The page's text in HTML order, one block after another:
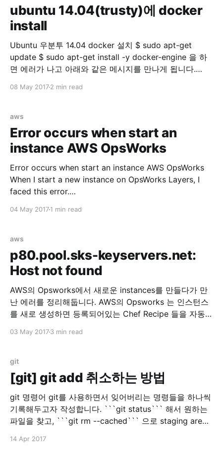
EC2(Amazon
ubuntu 14.04(trusty)에 docker
install
Ubuntu 우분투 14.04 docker 설치 $ sudo apt-get
update $ sudo apt-get install -y docker-engine 을 하
면 에러가 나고 아래와 같은 메시지를 만나게 됩니다.
tree Reading state information... Done docker-engine
'apt-get -f install'
08 May 20172 min read
aws
Error occurs when start an
instance AWS OpsWorks
Error occurs when start an instance AWS OpsWorks
When I start a new instance on OpsWorks Layers, I
faced this error.
=====================================
/var/lib/aws/opsworks/cache.stage2/cookbooks/aws
/resources/cloudwatch.rb
=====================================
=====================================
====== NoMethodError ------------- undefined
method `property' for
#&lt;Class:0x007f511b6ee538&gt; Cookbook
04 May 20171 min read
aws
p80.pool.sks-keyservers.net:
Host not found
AWS의 Opsworks에서 새로운 instances를 만들다가 만
난 에러를 정리해둡니다. AWS의 Opsworks 는 인스턴스
를 새로 생성하면 등록되어있는 Chef Recipe 들을 자동
로 생성하고, 그 Instance에 하나의 App 을 배포하려고
다. 그런데 갑자기 에러가 발생해서 로그를 봤더니 이런
로그가 있었습니다. Mixlib::ShellOut:
03 May 20173 min read
git
[git] git add 취소하는 방법
git 명령어 git를 사용하면서 잊어버리는 명령들을 하나씩
기록해두고자 작성합니다. ```git status``` 해서 원하는
파일을 찾고, ```git rm --cached``` 으로 staging area
지지 않습니다.
14 Apr 2017